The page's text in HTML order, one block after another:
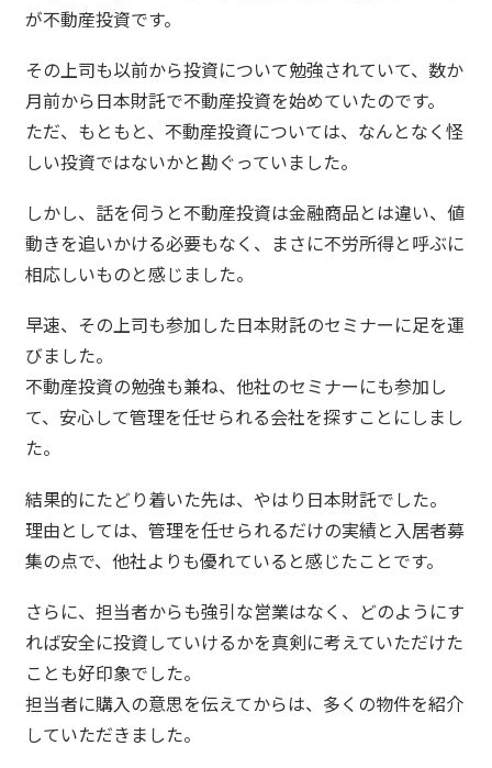
が不動産投資です。
その上司も以前から投資について勉強されていて、数か
月前から日本財託で不動産投資を始めていたのです。
ただ、もともと、不動産投資については、なんとなく怪
しい投資ではないかと勘ぐっていました。
しかし、話を伺うと不動産投資は金融商品とは違い、値
動きを追いかける必要もなく、まさに不労所得と呼ぶに
相応しいものと感じました。
早速、その上司も参加した日本財託のセミナーに足を運
びました。
不動産投資の勉強も兼ね、他社のセミナーにも参加し
て、安心して管理を任せられる会社を探すことにしまし
た。
結果的にたどり着いた先は、やはり日本財託でした。
理由としては、管理を任せられるだけの実績と入居者募
集の点で、他社よりも優れていると感じたことです。
さらに、担当者からも強引な営業はなく、どのようにす
れば安全に投資していけるかを真剣に考えていただけた
ことも好印象でした。
担当者に購入の意思を伝えてからは、多くの物件を紹介
していただきました。